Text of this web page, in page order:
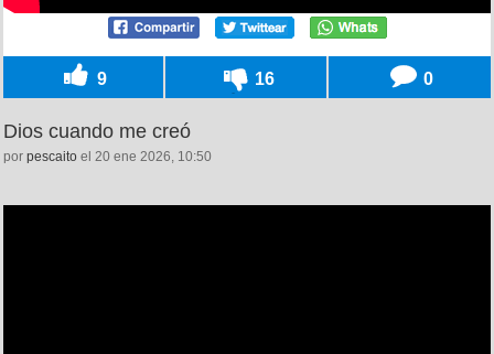
9 16 0
Dios cuando me creó
por pescaito el 20 ene 2026, 10:50